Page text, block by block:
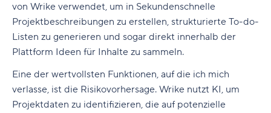
von Wrike verwendet, um in Sekundenschnelle
Projektbeschreibungen zu erstellen, strukturierte To-do-
Listen zu generieren und sogar direkt innerhalb der
Plattform Ideen für Inhalte zu sammeln.
Eine der wertvollsten Funktionen, auf die ich mich
verlasse, ist die Risikovorhersage. Wrike nutzt KI, um
Projektdaten zu identifizieren, die auf potenzielle